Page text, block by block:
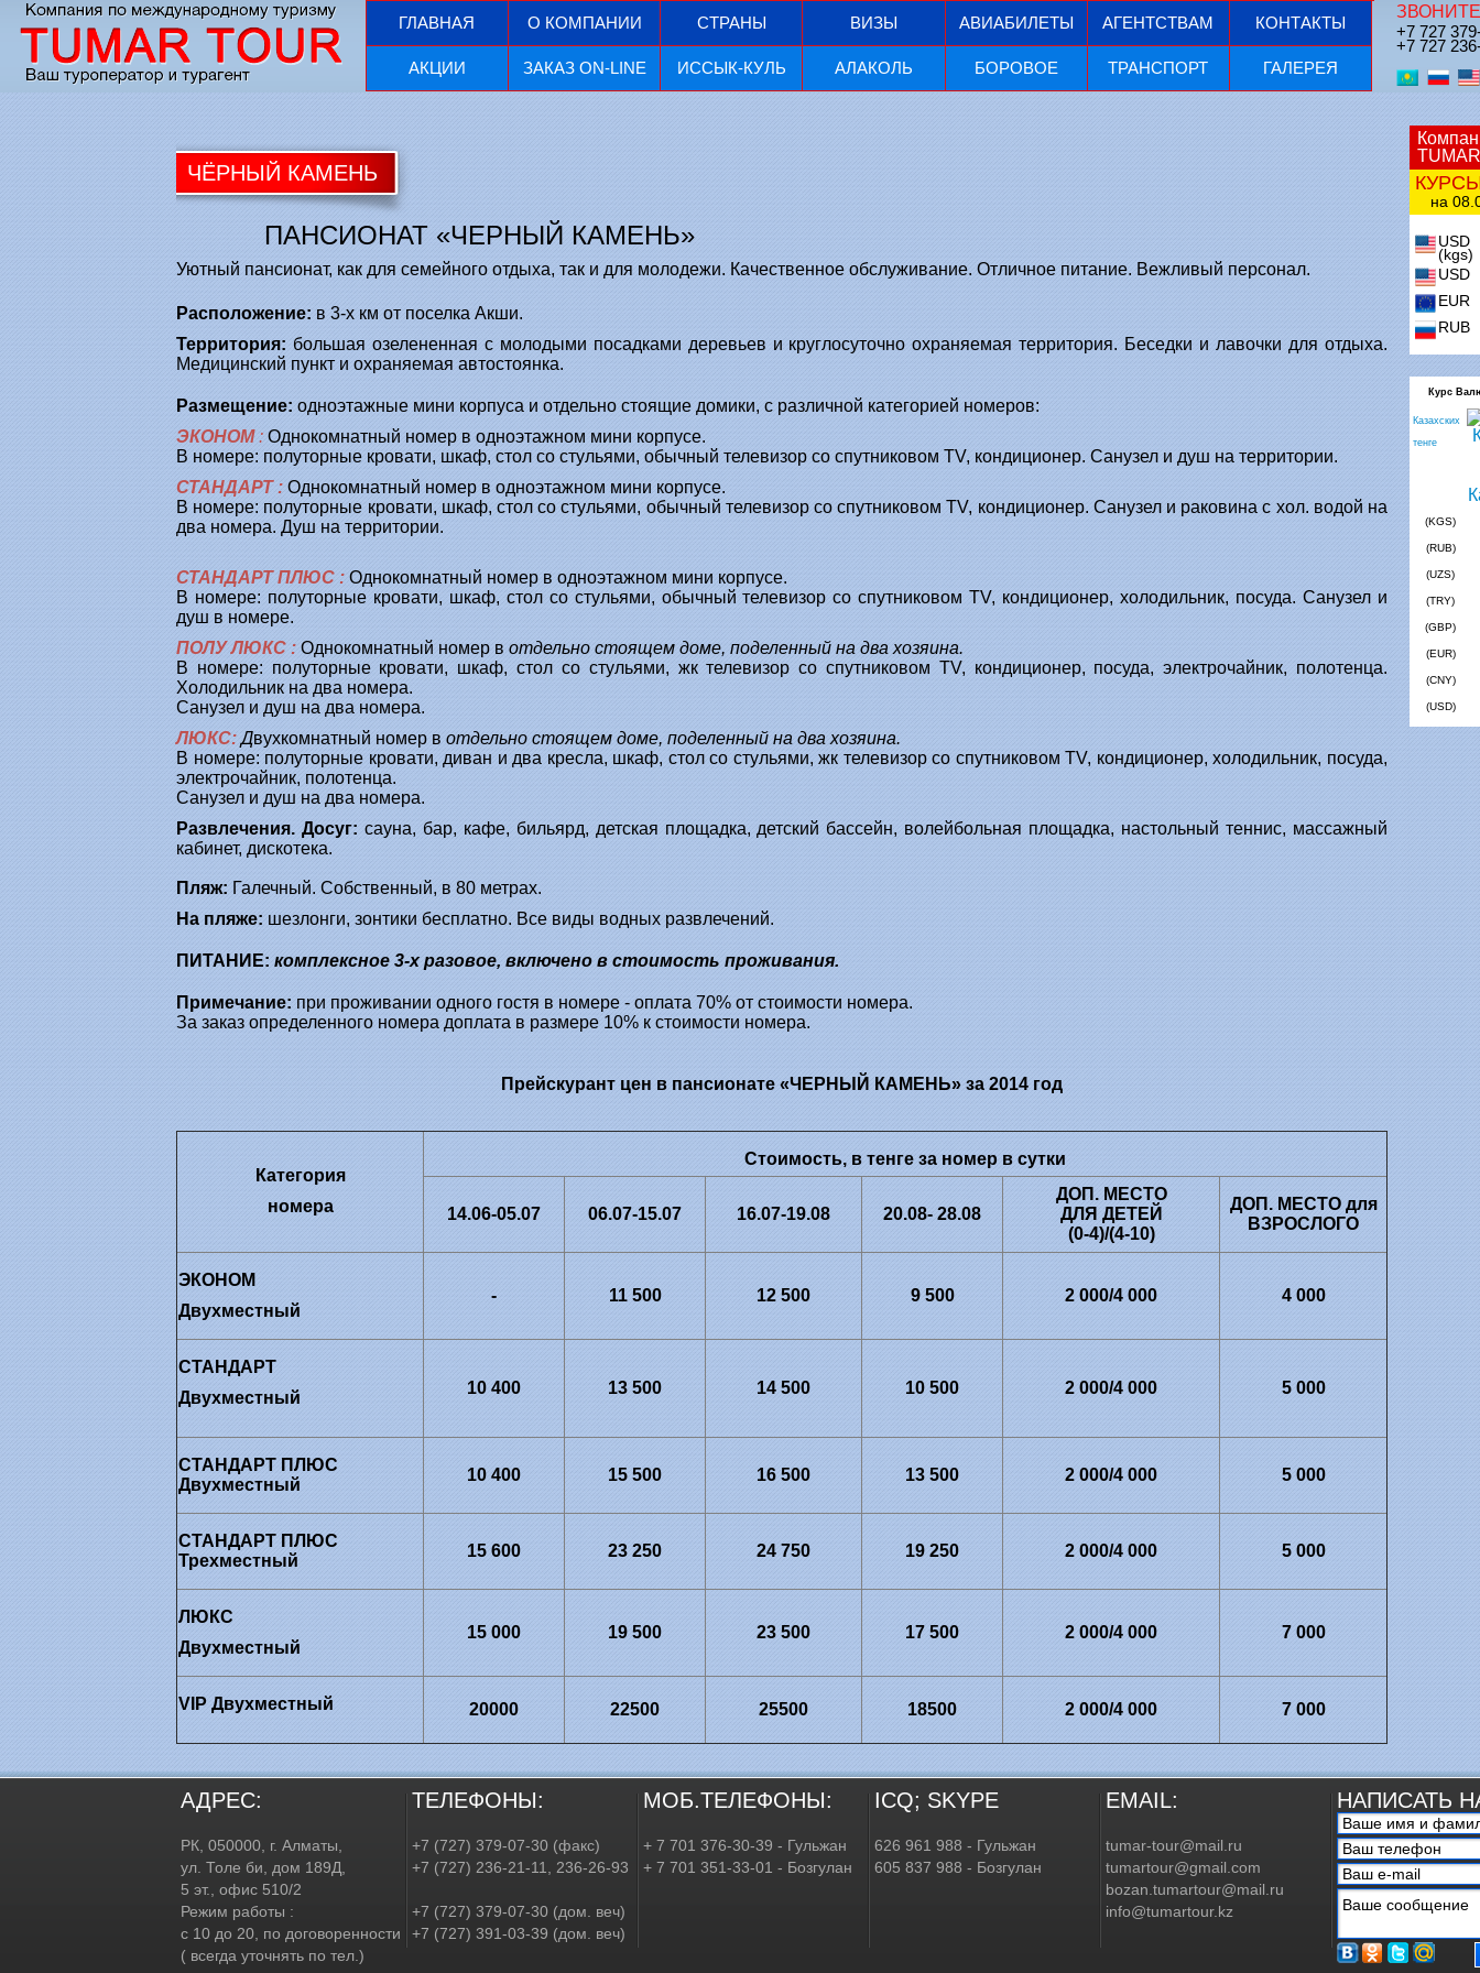
ГЛАВНАЯ О КОМПАНИИ СТРАНЫ ВИЗЫ АВИАБИЛЕТЫ АГЕНТСТВАМ КОНТАКТЫ
АКЦИИ ЗАКАЗ ON-LINE ИССЫК-КУЛЬ АЛАКОЛЬ БОРОВОЕ ТРАНСПОРТ ГАЛЕРЕЯ
+7 727
+7 727
ЧЁРНЫЙ КАМЕНЬ
ПАНСИОНАТ «ЧЕРНЫЙ КАМЕНЬ»
Уютный пансионат, как для семейного отдыха, так и для молодежи. Качественное обслуживание. Отличное питание. Вежливый персонал.
Расположение: в 3-х км от поселка Акши.
Территория: большая озелененная с молодыми посадками деревьев и круглосуточно охраняемая территория. Беседки и лавочки для отдыха.
Медицинский пункт и охраняемая автостоянка.
Размещение: одноэтажные мини корпуса и отдельно стоящие домики, с различной категорией номеров:
ЭКОНОМ : Однокомнатный номер в одноэтажном мини корпусе.
В номере: полуторные кровати, шкаф, стол со стульями, обычный телевизор со спутниковом TV, кондиционер. Санузел и душ на территории.
СТАНДАРТ : Однокомнатный номер в одноэтажном мини корпусе.
В номере: полуторные кровати, шкаф, стол со стульями, обычный телевизор со спутниковом TV, кондиционер. Санузел и раковина с хол. водой на
два номера. Душ на территории.
СТАНДАРТ ПЛЮС : Однокомнатный номер в одноэтажном мини корпусе.
В номере: полуторные кровати, шкаф, стол со стульями, обычный телевизор со спутниковом TV, кондиционер, холодильник, посуда. Санузел и
душ в номере.
ПОЛУ ЛЮКС : Однокомнатный номер в отдельно стоящем доме, поделенный на два хозяина.
В номере: полуторные кровати, шкаф, стол со стульями, жк телевизор со спутниковом TV, кондиционер, посуда, электрочайник, полотенца.
Холодильник на два номера.
Санузел и душ на два номера.
ЛЮКС: Двухкомнатный номер в отдельно стоящем доме, поделенный на два хозяина.
В номере: полуторные кровати, диван и два кресла, шкаф, стол со стульями, жк телевизор со спутниковом TV, кондиционер, холодильник, посуда,
электрочайник, полотенца.
Санузел и душ на два номера.
Развлечения. Досуг: сауна, бар, кафе, бильярд, детская площадка, детский бассейн, волейбольная площадка, настольный теннис, массажный
кабинет, дискотека.
Пляж: Галечный. Собственный, в 80 метрах.
На пляже: шезлонги, зонтики бесплатно. Все виды водных развлечений.
ПИТАНИЕ: комплексное 3-х разовое, включено в стоимость проживания.
Примечание: при проживании одного гостя в номере - оплата 70% от стоимости номера.
За заказ определенного номера доплата в размере 10% к стоимости номера.
Прейскурант цен в пансионате «ЧЕРНЫЙ КАМЕНЬ» за 2014 год
Категория
номера
Стоимость, в тенге за номер в сутки
14.06-05.07 06.07-15.07 16.07-19.08 20.08- 28.08
ДОП. МЕСТО
ДЛЯ ДЕТЕЙ
(0-4)/(4-10)
ДОП. МЕСТО для
ВЗРОСЛОГО
ЭКОНОМ
Двухместный
- 11 500 12 500 9 500 2 000/4 000 4 000
СТАНДАРТ
Двухместный
10 400 13 500 14 500 10 500 2 000/4 000 5 000
СТАНДАРТ ПЛЮС
Двухместный
10 400 15 500 16 500 13 500 2 000/4 000 5 000
СТАНДАРТ ПЛЮС
Трехместный
15 600 23 250 24 750 19 250 2 000/4 000 5 000
ЛЮКС
Двухместный
15 000 19 500 23 500 17 500 2 000/4 000 7 000
VIP Двухместный 20000 22500 25500 18500 2 000/4 000 7 000
на
USD
(kgs)
USD
EUR
RUB
Курс
Казахских
тенге
(KGS)
(RUB)
(UZS)
(TRY)
(GBP)
(EUR)
(CNY)
(USD)
АДРЕС:
РК, 050000, г. Алматы,
ул. Толе би, дом 189Д,
5 эт., офис 510/2
Режим работы :
с 10 до 20, по договоренности
( всегда уточнять по тел.)
ТЕЛЕФОНЫ:
+7 (727) 379-07-30 (факс)
+7 (727) 236-21-11, 236-26-93
+7 (727) 379-07-30 (дом. веч)
+7 (727) 391-03-39 (дом. веч)
МОБ.ТЕЛЕФОНЫ:
+ 7 701 376-30-39 - Гульжан
+ 7 701 351-33-01 - Бозгулан
ICQ; SKYPE
626 961 988 - Гульжан
605 837 988 - Бозгулан
EMAIL:
tumar-tour@mail.ru
tumartour@gmail.com
bozan.tumartour@mail.ru
info@tumartour.kz
НАПИСАТЬ